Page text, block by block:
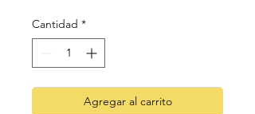
Cantidad *
Agregar al carrito